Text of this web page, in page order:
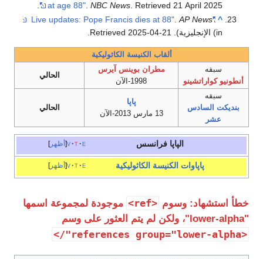
at age 88".NBC News. Retrieved21 April 2025
.
^
"Live updates: Pope Francis dies at 88"
.AP News
(in الإنجليزية)
. Retrieved
2025-04-21
ألقاب الكنيسة الكاثوليكية
سبقه
أنطونيو كواراتشينو
مطران بوينس آيرس
1998-الآن
الحالي
سبقه
بنديكت السادس
عشر
پاپا
13 مارس 2013-الآن
الحالي
أظهر v t e الپاپا فرانسس
أظهر v t e پاپاوات الكنيسة الكاثوليكية
خطأ استشهاد: وسوم <ref>
موجودة لمجموعة اسمها
"lower-alpha"، ولكن لم يتم العثور على وسم
<references group="lower-alpha"/>